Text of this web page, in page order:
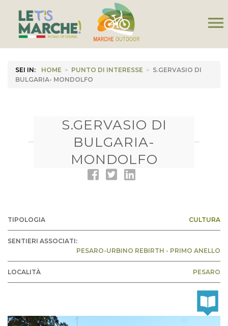
menu
SEI IN: HOME > PUNTO DI INTERESSE > S.GERVASIO DI
BULGARIA- MONDOLFO
S.GERVASIO DI
BULGARIA-
MONDOLFO
TIPOLOGIA CULTURA
SENTIERI ASSOCIATI:
PESARO-URBINO REBIRTH - PRIMO ANELLO
LOCALITÀ PESARO